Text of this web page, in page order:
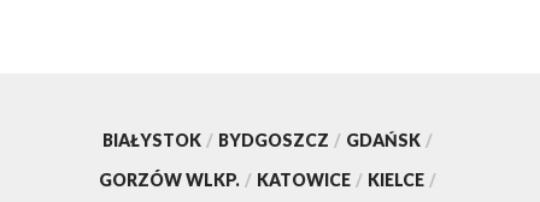
BIAŁYSTOK / BYDGOSZCZ / GDAŃSK /
GORZÓW WLKP. / KATOWICE / KIELCE /